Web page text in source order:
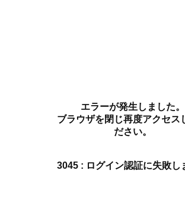
エラーが発生しました。
ブラウザを閉じ再度アクセス
ださい。
3045 : ログイン認証に失敗し